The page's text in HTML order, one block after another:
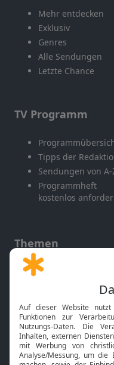
Mehr entdecken
Exklusiv
Genres
Alle Sendungen
Letzte Chance
TV Programm
Tipps der
Sendungen von A-
Programmheft
kostenlos
Themen
Gott und Bibel
Neuigkeiten